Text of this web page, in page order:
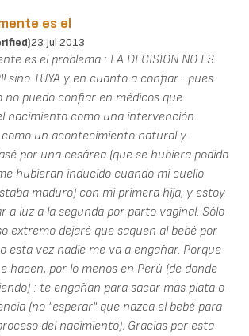
es el
23 Jul 2013
es el problema : LA DECISION NO ES
sino TUYA y en cuanto a confiar... pues
no puedo confiar en médicos que
nacimiento como una intervención
como un acontecimiento natural y
por una cesárea (que se hubiera podido
hubieran inducido cuando mi cuello
maduro) con mi primera hija, y estoy
a luz a la segunda por parto vaginal. Sólo
extremo dejaré que saquen al bebé por
esta vez nadie me va a engañar. Porque
hacen, por lo menos en Perú (de donde
: te engañan para sacar más plata o
(no "esperar" que nazca el bebé para
del nacimiento). Gracias por esta